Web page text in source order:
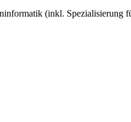
(inkl. Spezialisierung